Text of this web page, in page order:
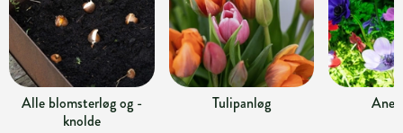
Alle blomsterløg og -
knolde
Tulipanløg